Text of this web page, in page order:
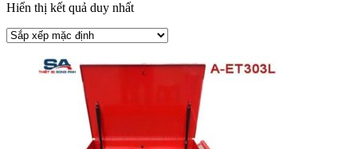
Hiển thị kết quả duy nhất